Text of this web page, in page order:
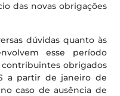
das novas obrigações
dúvidas quanto às
esse período
contribuintes obrigados
a partir de janeiro de
caso de ausência de